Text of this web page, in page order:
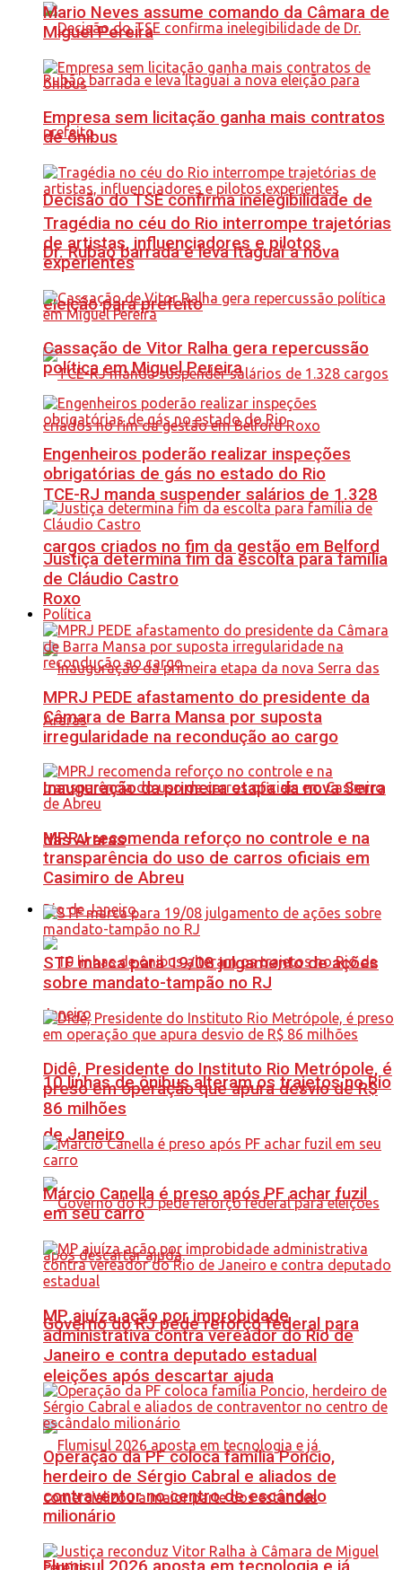
Decisão do TSE confirma inelegibilidade de
Dr. Rubão barrada e leva Itaguaí a nova
eleição para prefeito
TCE-RJ manda suspender salários de 1.328
cargos criados no fim da gestão em Belford
Roxo
Inauguração da primeira etapa da nova Serra
das Araras
Rio de Janeiro
10 linhas de ônibus alteram os trajetos no Rio
de Janeiro
Governo do RJ pede reforço federal para
eleições após descartar ajuda
Flumisul 2026 aposta em tecnologia e já
Mario Neves assume comando da Câmara de
Miguel Pereira
Empresa sem licitação ganha mais contratos
de ônibus
Tragédia no céu do Rio interrompe trajetórias
de artistas, influenciadores e pilotos
experientes
Cassação de Vitor Ralha gera repercussão
política em Miguel Pereira
Engenheiros poderão realizar inspeções
obrigatórias de gás no estado do Rio
Justiça determina fim da escolta para família
de Cláudio Castro
Política
MPRJ PEDE afastamento do presidente da
Câmara de Barra Mansa por suposta
irregularidade na recondução ao cargo
MPRJ recomenda reforço no controle e na
transparência do uso de carros oficiais em
Casimiro de Abreu
STF marca para 19/08 julgamento de ações
sobre mandato-tampão no RJ
Didê, Presidente do Instituto Rio Metrópole, é
preso em operação que apura desvio de R$
86 milhões
Márcio Canella é preso após PF achar fuzil
em seu carro
MP ajuíza ação por improbidade
administrativa contra vereador do Rio de
Janeiro e contra deputado estadual
Operação da PF coloca família Poncio,
herdeiro de Sérgio Cabral e aliados de
contraventor no centro de escândalo
milionário